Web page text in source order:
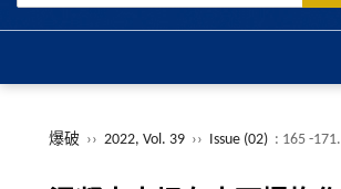
爆破 ›› 2022, Vol. 39 ›› Issue (02) : 165 -171.